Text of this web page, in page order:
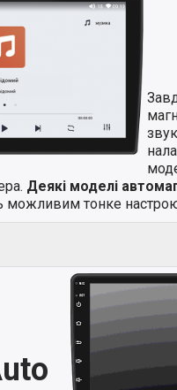
Деякі моделі
можливим тонке